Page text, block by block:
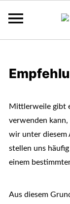
Mittlerweile gibt
verwenden kann,
wir unter diesem
stellen uns
einem
Aus diesem